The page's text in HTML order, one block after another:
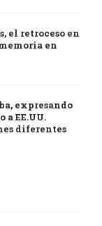
el retroceso en
en
expresando
EE.UU.
diferentes